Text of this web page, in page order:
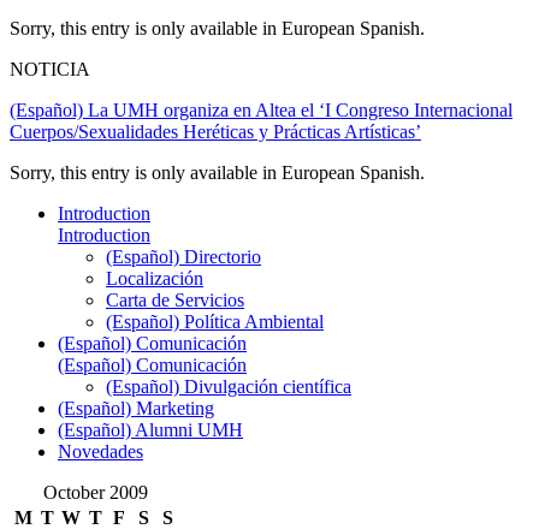
Sorry, this entry is only available in European Spanish.
NOTICIA
(Español) La UMH organiza en Altea el ‘I Congreso Internacional
Cuerpos/Sexualidades Heréticas y Prácticas Artísticas’
Sorry, this entry is only available in European Spanish.
Introduction
Introduction
(Español) Directorio
Localización
Carta de Servicios
(Español) Política Ambiental
(Español) Comunicación
(Español) Comunicación
(Español) Divulgación científica
(Español) Marketing
(Español) Alumni UMH
Novedades
October 2009
M T W T F S
S